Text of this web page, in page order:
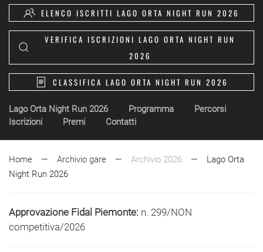
ELENCO ISCRITTI LAGO ORTA NIGHT RUN 2026
VERIFICA ISCRIZIONI LAGO ORTA NIGHT RUN
2026
CLASSIFICA LAGO ORTA NIGHT RUN 2026
Lago Orta Night Run 2026 Programma
Percorsi
Iscrizioni
Premi Contatti
Home Archivio gare Archivio 2026
Lago Orta
Night Run 2026
Approvazione Fidal Piemonte: n. 299/NON
competitiva/2026